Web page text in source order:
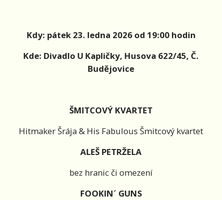
Kdy: pátek 23. ledna 2026 od 19:00 hodin
Kde: Divadlo U Kapličky, Husova 622/45, Č.
Budějovice
ŠMITCOVÝ KVARTET
Hitmaker Šrája & His Fabulous Šmitcový kvartet
ALEŠ PETRŽELA
bez hranic či omezení
FOOKIN´ GUNS